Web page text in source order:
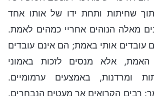
שחיתות ותחת ידו של אותו אחד
מאלה הנוהים אחריי כמהים לאמת.
עובדים אותי באמת; הם אינם עובדים
האמת, אלא מנסים לזכות באמוני
ומרדנות, באמצעים ערמומיים.
רבים הקרואים אך מעטים הנבחרים.